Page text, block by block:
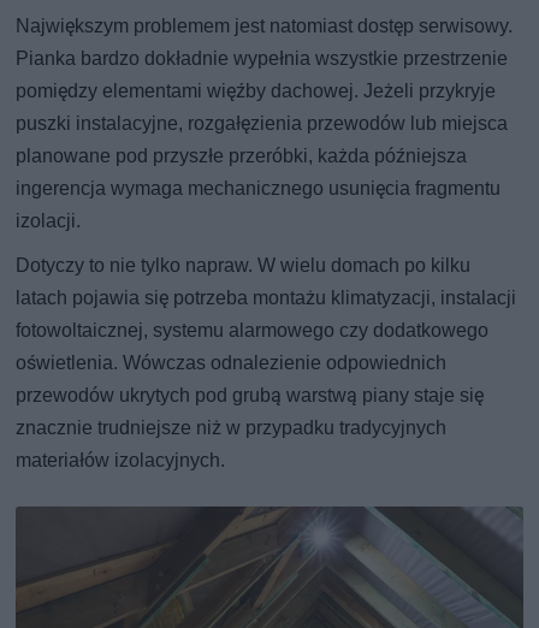
Największym problemem jest natomiast dostęp serwisowy.
Pianka bardzo dokładnie wypełnia wszystkie przestrzenie
pomiędzy elementami więźby dachowej. Jeżeli przykryje
puszki instalacyjne, rozgałęzienia przewodów lub miejsca
planowane pod przyszłe przeróbki, każda późniejsza
ingerencja wymaga mechanicznego usunięcia fragmentu
izolacji.
Dotyczy to nie tylko napraw. W wielu domach po kilku
latach pojawia się potrzeba montażu klimatyzacji, instalacji
fotowoltaicznej, systemu alarmowego czy dodatkowego
oświetlenia. Wówczas odnalezienie odpowiednich
przewodów ukrytych pod grubą warstwą piany staje się
znacznie trudniejsze niż w przypadku tradycyjnych
materiałów izolacyjnych.